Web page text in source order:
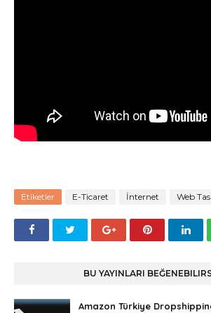
Etiketler E-Ticaret İnternet Web
BU YAYINLARI
Amazon Türkiye